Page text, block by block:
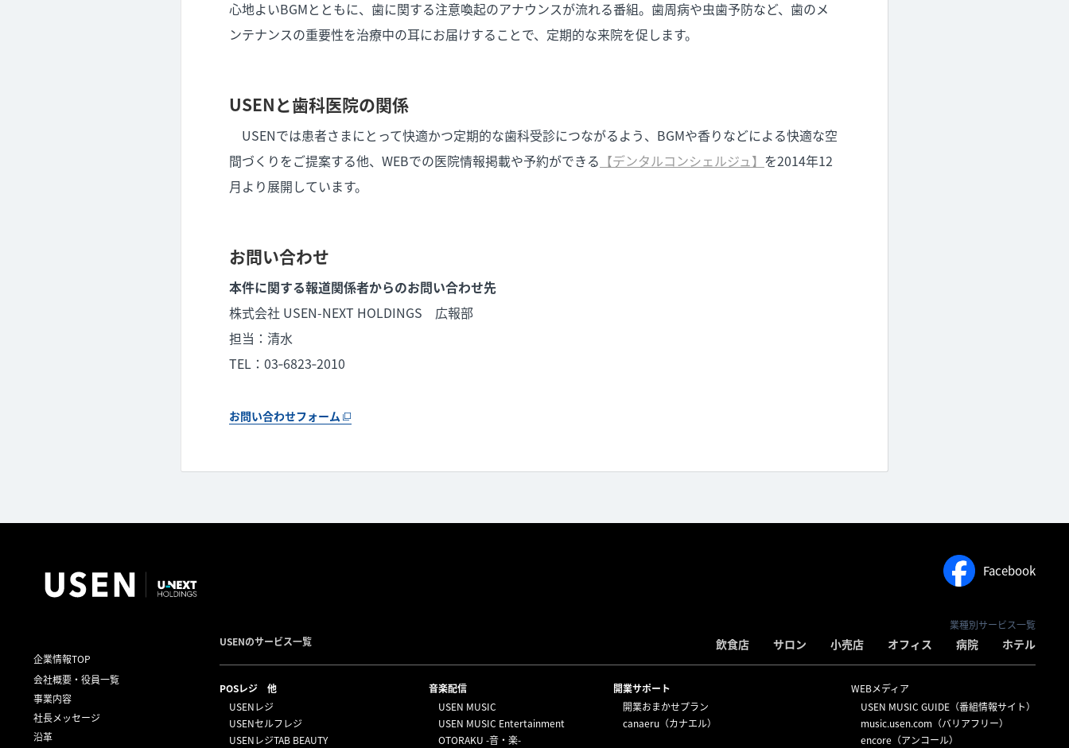
心地よいBGMとともに、歯に関する注意喚起のアナウンスが流れる番組。歯周病や虫歯予防など、歯のメ
ンテナンスの重要性を治療中の耳にお届けすることで、定期的な来院を促します。
USENと歯科医院の関係
USENでは患者さまにとって快適かつ定期的な歯科受診につながるよう、BGMや香りなどによる快適な空
間づくりをご提案する他、WEBでの医院情報掲載や予約ができる 【デンタルコンシェルジュ】 を2014年12
月より展開しています。
お問い合わせ
本件に関する報道関係者からのお問い合わせ先
株式会社 USEN-NEXT HOLDINGS 広報部
担当：清水
TEL：03‐6823‐2010
お問い合わせフォーム
Facebook
業種別サービス一覧
飲食店 サロン 小売店 オフィス 病院 ホテル
企業情報TOP
会社概要・役員一覧
事業内容
社長メッセージ
沿革
USENのサービス一覧
POSレジ 他
USENレジ
USENセルフレジ
USENレジTAB BEAUTY
⁩音楽配信
USEN MUSIC
USEN MUSIC Entertainment
OTORAKU -音・楽-
開業サポート
開業おまかせプラン
canaeru（カナエル）
WEBメディア
USEN MUSIC GUIDE（番組情報サイト）
music.usen.com（バリアフリー）
encore（アンコール）